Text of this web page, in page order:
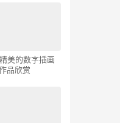
美的数字插画
品欣赏